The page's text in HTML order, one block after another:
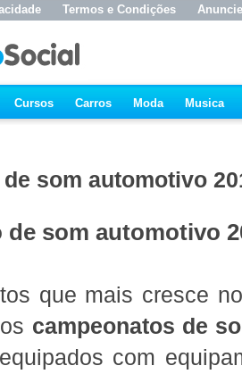
Termos e Condições Anuncie
Cursos Carros Moda Musica
som automotivo
de som automotivo
que mais cresce
campeonatos de
com